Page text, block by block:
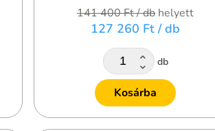
141 400 Ft/ db helyett
127 260 Ft / db
db
Kosárba